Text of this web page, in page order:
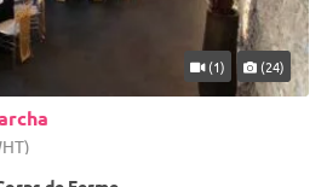
(1) (24)